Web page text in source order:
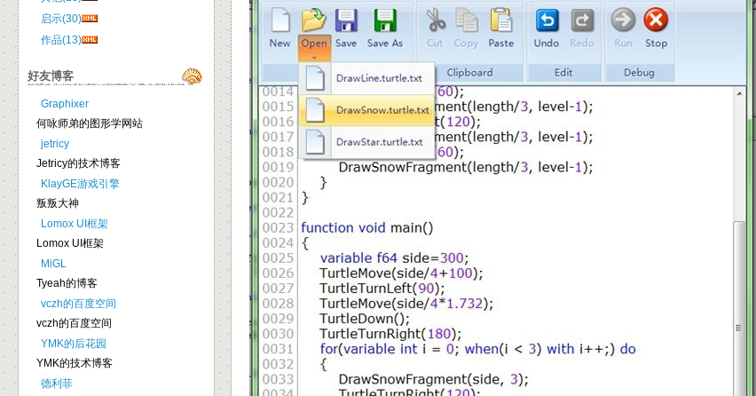
启示(30)
作品(13)
好友博客
Graphixer
何咏师弟的图形学网站
jetricy
Jetricy的技术博客
KlayGE游戏引擎
叛叛大神
Lomox UI框架
Lomox UI框架
MiGL
Tyeah的博客
vczh的百度空间
vczh的百度空间
YMK的后花园
YMK的技术博客
德利菲